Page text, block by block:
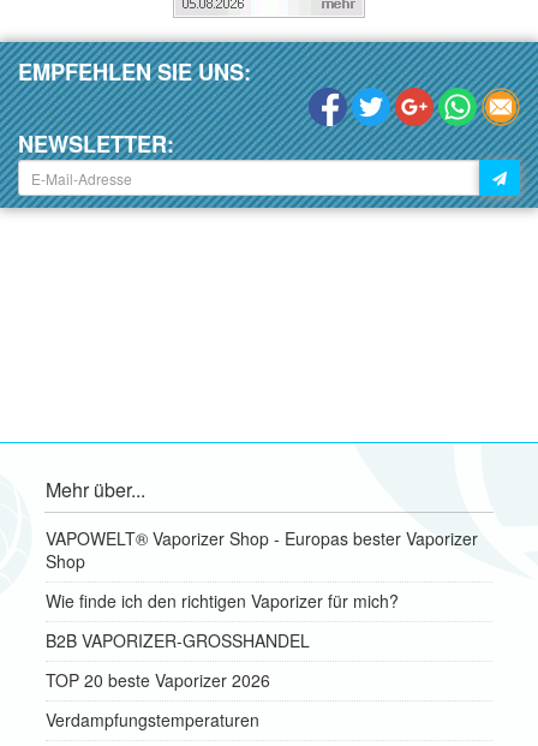
EMPFEHLEN SIE UNS:
NEWSLETTER:
Mehr über...
VAPOWELT® Vaporizer Shop - Europas bester Vaporizer
Shop
Wie finde ich den richtigen Vaporizer für mich?
B2B VAPORIZER-GROSSHANDEL
TOP 20 beste Vaporizer 2026
Verdampfungstemperaturen